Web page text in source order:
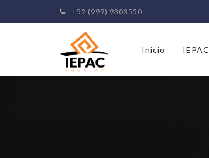
+52 (999) 9303550
Inicio IEPAC